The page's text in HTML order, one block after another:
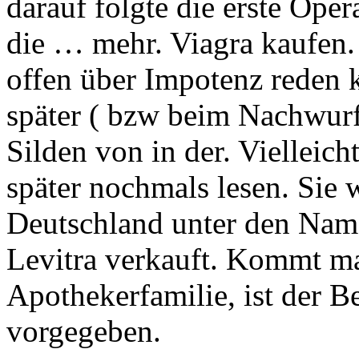
die … mehr. Viagra
offen über Impotenz reden
später ( bzw beim
Silden von in der.
später nochmals lesen. Sie
Deutschland unter den
Levitra verkauft. Kommt
Apothekerfamilie, ist der
vorgegeben.